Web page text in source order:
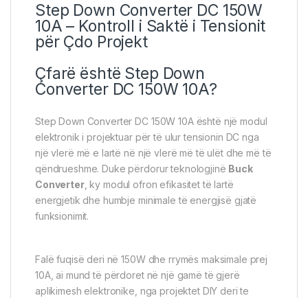
Step Down Converter DC 150W
10A – Kontroll i Saktë i Tensionit
për Çdo Projekt
Çfarë është Step Down
Converter DC 150W 10A?
Step Down Converter DC 150W 10A është një modul
elektronik i projektuar për të ulur tensionin DC nga
një vlerë më e lartë në një vlerë më të ulët dhe më të
qëndrueshme. Duke përdorur teknologjinë Buck
Converter, ky modul ofron efikasitet të lartë
energjetik dhe humbje minimale të energjisë gjatë
funksionimit.
Falë fuqisë deri në 150W dhe rrymës maksimale prej
10A, ai mund të përdoret në një gamë të gjerë
aplikimesh elektronike, nga projektet DIY deri te